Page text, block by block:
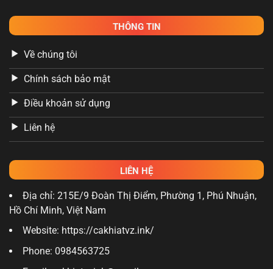
THÔNG TIN
Về chúng tôi
Chính sách bảo mật
Điều khoản sử dụng
Liên hệ
LIÊN HỆ
Địa chỉ: 215E/9 Đoàn Thị Điểm, Phường 1, Phú Nhuận,
Hồ Chí Minh, Việt Nam
Website: https://cakhiatvz.ink/
Phone: 0984563725